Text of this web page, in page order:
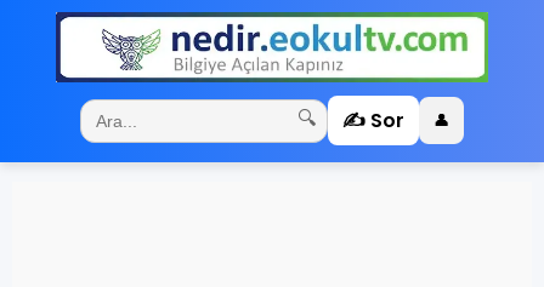
🔍 ✍️ Sor 👤